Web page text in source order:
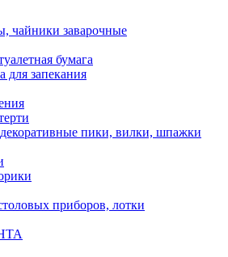
чайники заварочные
бумага
для запекания
пики, вилки, шпажки
приборов, лотки